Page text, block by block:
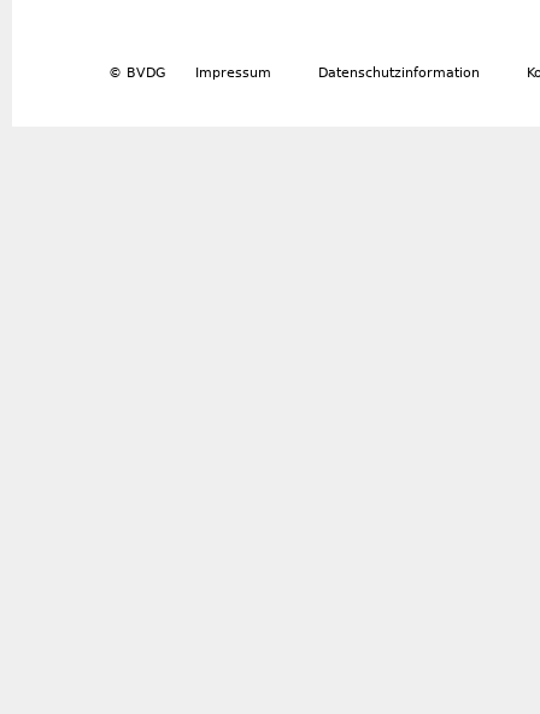
© BVDG Impressum Datenschutzinformation